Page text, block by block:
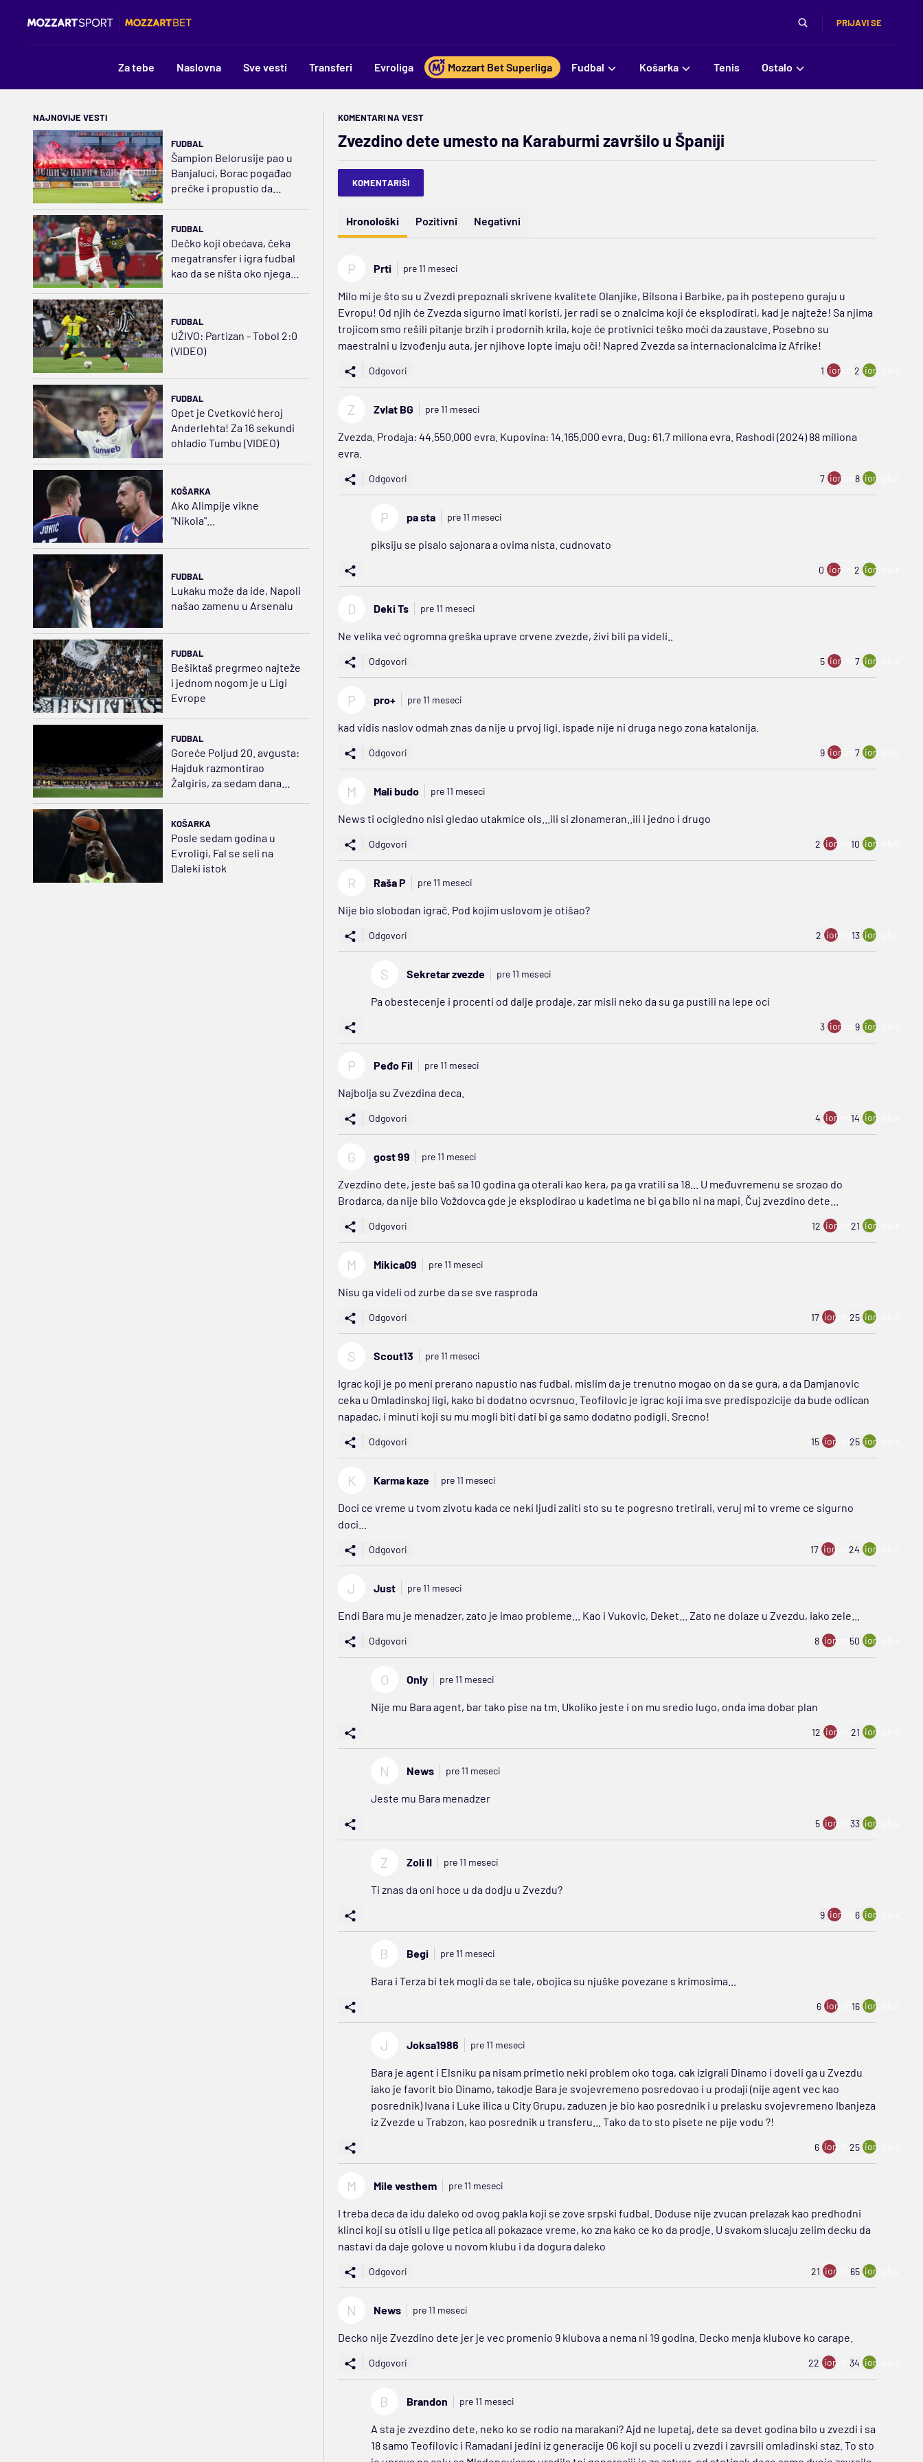
PRIJAVI SE
Za tebe Naslovna Sve vesti Transferi Evroliga Mozzart Bet Superliga Fudbal Košarka Tenis Ostalo
NAJNOVIJE VESTI
FUDBAL
Šampion Belorusije pao u
Banjaluci, Borac pogađao
prečke i propustio da
FUDBAL
Dečko koji obećava, čeka
megatransfer i igra fudbal
kao da se ništa oko njega
FUDBAL
UŽIVO: Partizan - Tobol 2:0
(VIDEO)
FUDBAL
Opet je Cvetković heroj
Anderlehta! Za 16 sekundi
ohladio Tumbu (VIDEO)
KOŠARKA
Ako Alimpije vikne
"Nikola"...
FUDBAL
Lukaku može da ide, Napoli
našao zamenu u Arsenalu
FUDBAL
Bešiktaš pregrmeo najteže
i jednom nogom je u Ligi
Evrope
FUDBAL
Goreće Poljud 20. avgusta:
Hajduk razmontirao
Žalgiris, za sedam dana
KOŠARKA
Posle sedam godina u
Evroligi, Fal se seli na
Daleki istok
KOMENTARI NA VEST
Zvezdino dete umesto na Karaburmi završilo u Španiji
KOMENTARIŠI
Hronološki Pozitivni Negativni
P Prti pre 11 meseci
Milo mi je što su u Zvezdi prepoznali skrivene kvalitete Olanjike, Bilsona i Barbike, pa ih postepeno guraju u
Evropu! Od njih će Zvezda sigurno imati koristi, jer radi se o znalcima koji će eksplodirati, kad je najteže! Sa njima
trojicom smo rešili pitanje brzih i prodornih krila, koje će protivnici teško moći da zaustave. Posebno su
maestralni u izvođenju auta, jer njihove lopte imaju oči! Napred Zvezda sa internacionalcima iz Afrike!
Odgovori 1 ion:minus
2 ion:plus
Z Zvlat BG pre 11 meseci
Zvezda. Prodaja: 44.550.000 evra. Kupovina: 14.165.000 evra. Dug: 61,7 miliona evra. Rashodi (2024) 88 miliona
evra.
Odgovori 7 ion:minus
8 ion:plus
P pa sta pre 11 meseci
piksiju se pisalo sajonara a ovima nista. cudnovato
0 ion:minus
2 ion:plus
D Deki Ts pre 11 meseci
Ne velika već ogromna greška uprave crvene zvezde, živi bili pa videli..
Odgovori 5 ion:minus
7 ion:plus
P pro+ pre 11 meseci
kad vidis naslov odmah znas da nije u prvoj ligi. ispade nije ni druga nego zona katalonija.
Odgovori 9 ion:minus
7 ion:plus
M Mali budo pre 11 meseci
News ti ocigledno nisi gledao utakmice ols...ili si zlonameran..ili i jedno i drugo
Odgovori 2 ion:minus
10 ion:plus
R Raša P pre 11 meseci
Nije bio slobodan igrač. Pod kojim uslovom je otišao?
Odgovori 2 ion:minus
13 ion:plus
S Sekretar zvezde pre 11 meseci
Pa obestecenje i procenti od dalje prodaje, zar misli neko da su ga pustili na lepe oci
3 ion:minus
9 ion:plus
P Peđo Fil pre 11 meseci
Najbolja su Zvezdina deca.
Odgovori 4 ion:minus
14 ion:plus
G gost 99 pre 11 meseci
Zvezdino dete, jeste baš sa 10 godina ga oterali kao kera, pa ga vratili sa 18... U međuvremenu se srozao do
Brodarca, da nije bilo Voždovca gde je eksplodirao u kadetima ne bi ga bilo ni na mapi. Čuj zvezdino dete...
Odgovori 12 ion:minus
21 ion:plus
M Mikica09 pre 11 meseci
Nisu ga videli od zurbe da se sve rasproda
Odgovori 17 ion:minus
25 ion:plus
S Scout13 pre 11 meseci
Igrac koji je po meni prerano napustio nas fudbal, mislim da je trenutno mogao on da se gura, a da Damjanovic
ceka u Omladinskoj ligi, kako bi dodatno ocvrsnuo. Teofilovic je igrac koji ima sve predispozicije da bude odlican
napadac, i minuti koji su mu mogli biti dati bi ga samo dodatno podigli. Srecno!
Odgovori 15 ion:minus
25 ion:plus
K Karma kaze pre 11 meseci
Doci ce vreme u tvom zivotu kada ce neki ljudi zaliti sto su te pogresno tretirali, veruj mi to vreme ce sigurno
doci...
Odgovori 17 ion:minus
24 ion:plus
J Just pre 11 meseci
Endi Bara mu je menadzer, zato je imao probleme... Kao i Vukovic, Deket... Zato ne dolaze u Zvezdu, iako zele...
Odgovori 8 ion:minus
50 ion:plus
O Only pre 11 meseci
Nije mu Bara agent, bar tako pise na tm. Ukoliko jeste i on mu sredio lugo, onda ima dobar plan
12 ion:minus
21 ion:plus
N News pre 11 meseci
Jeste mu Bara menadzer
5 ion:minus
33 ion:plus
Z Zoli II pre 11 meseci
Ti znas da oni hoce u da dodju u Zvezdu?
9 ion:minus
6 ion:plus
B Begi pre 11 meseci
Bara i Terza bi tek mogli da se tale, obojica su njuške povezane s krimosima...
6 ion:minus
16 ion:plus
J Joksa1986 pre 11 meseci
Bara je agent i Elsniku pa nisam primetio neki problem oko toga, cak izigrali Dinamo i doveli ga u Zvezdu
iako je favorit bio Dinamo, takodje Bara je svojevremeno posredovao i u prodaji (nije agent vec kao
posrednik) Ivana i Luke ilica u City Grupu, zaduzen je bio kao posrednik i u prelasku svojevremeno Ibanjeza
iz Zvezde u Trabzon, kao posrednik u transferu... Tako da to sto pisete ne pije vodu ?!
6 ion:minus
25 ion:plus
M Mile vesthem pre 11 meseci
I treba deca da idu daleko od ovog pakla koji se zove srpski fudbal. Doduse nije zvucan prelazak kao predhodni
klinci koji su otisli u lige petica ali pokazace vreme, ko zna kako ce ko da prodje. U svakom slucaju zelim decku da
nastavi da daje golove u novom klubu i da dogura daleko
Odgovori 21 ion:minus
65 ion:plus
N News pre 11 meseci
Decko nije Zvezdino dete jer je vec promenio 9 klubova a nema ni 19 godina. Decko menja klubove ko carape.
Odgovori 22 ion:minus
34 ion:plus
B Brandon pre 11 meseci
A sta je zvezdino dete, neko ko se rodio na marakani? Ajd ne lupetaj, dete sa devet godina bilo u zvezdi i sa
18 samo Teofilovic i Ramadani jedini iz generacije 06 koji su poceli u zvezdi i zavrsili omladinski staz. To sto